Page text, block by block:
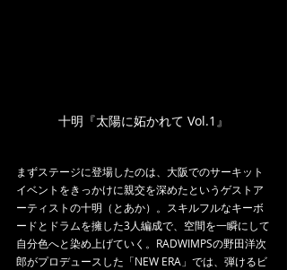
十明『太陽に妬かれて Vol.1』
まずステージに登場したのは、大阪でのサーキット
イベントをきっかけに親交を深めたというゲストア
ーティストの十明（とあか）。スキルフルなキーボ
ードとドラムを擁した3人編成で、空間を一瞬にして
自分色へと染め上げていく。RADWIMPSの野田洋次
郎がプロデュースした「NEW ERA」では、弾けるビ